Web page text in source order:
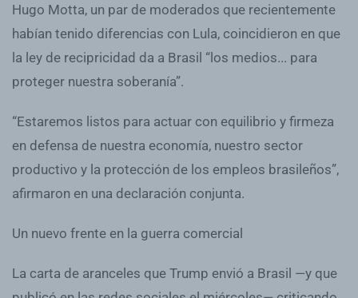
Hugo Motta, un par de moderados que recientemente
habían tenido diferencias con Lula, coincidieron en que
la ley de recipricidad da a Brasil “los medios... para
proteger nuestra soberanía”.
“Estaremos listos para actuar con equilibrio y firmeza
en defensa de nuestra economía, nuestro sector
productivo y la protección de los empleos brasileños”,
afirmaron en una declaración conjunta.
Un nuevo frente en la guerra comercial
La carta de aranceles que Trump envió a Brasil —y que